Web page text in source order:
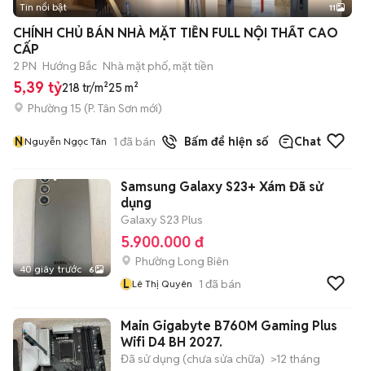
+2
Tin nổi bật 11
CHÍNH CHỦ BÁN NHÀ MẶT TIỀN FULL NỘI THẤT CAO
CẤP
2 PN Hướng Bắc Nhà mặt phố, mặt tiền
5,39 tỷ218 tr/m²25 m²
Phường 15 (P. Tân Sơn mới)
NNguyễn Ngọc Tân 1 đã bán Bấm để hiện số Chat
40 giây trước 6
Samsung Galaxy S23+ Xám Đã sử
dụng
Galaxy S23 Plus
5.900.000 đ
Phường Long Biên
L Lê Thị Quyên 1 đã bán
Main Gigabyte B760M Gaming Plus
Wifi D4 BH 2027.
Đã sử dụng (chưa sửa chữa) >12 tháng